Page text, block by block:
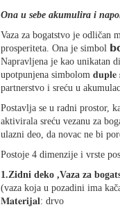
Ona u sebe akumulira i
Vaza za bogatstvo je odličan
prosperiteta. Ona je
Napravljena je kao unikatan
upotpunjena simbolom 𝐝𝐮𝐩𝐥𝐞
partnerstvo i sreću u
Postavlja se u radni prostor,
aktivirala sreću vezanu za
ulazni deo, da novac ne bi
Postoje 4 dimenzije i vrste
1.Zidni deko ,Vaza za
(vaza koja u pozadini ima
𝐌𝐚𝐭𝐞𝐫𝐢𝐣𝐚𝐥: drvo